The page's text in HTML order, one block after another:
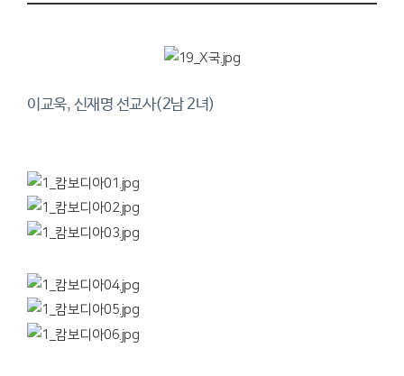
이교욱, 신재명 선교사(2남 2녀)